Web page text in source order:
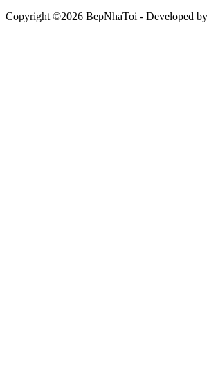
Copyright ©2026 BepNhaToi - Developed by